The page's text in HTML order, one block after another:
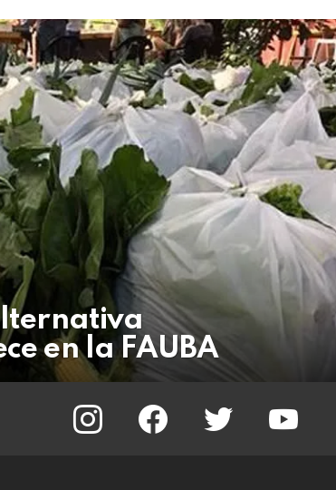
en la FAUBA
instagram facebook twitter